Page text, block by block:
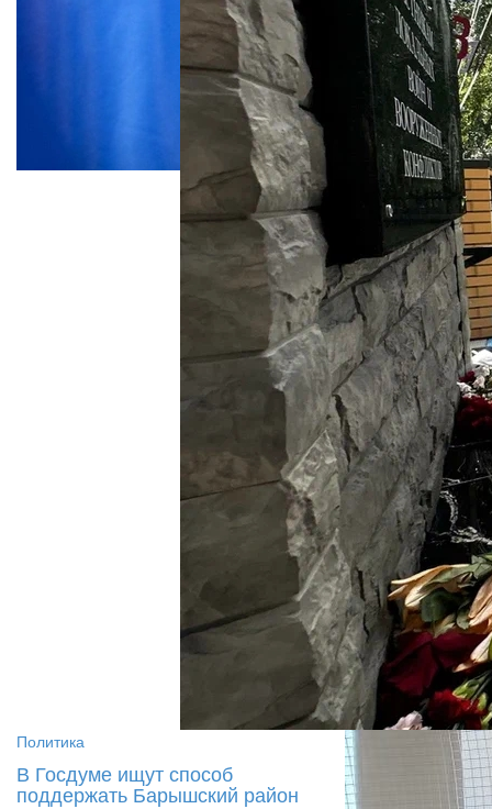
Политика
В Госдуме ищут способ
поддержать Барышский район